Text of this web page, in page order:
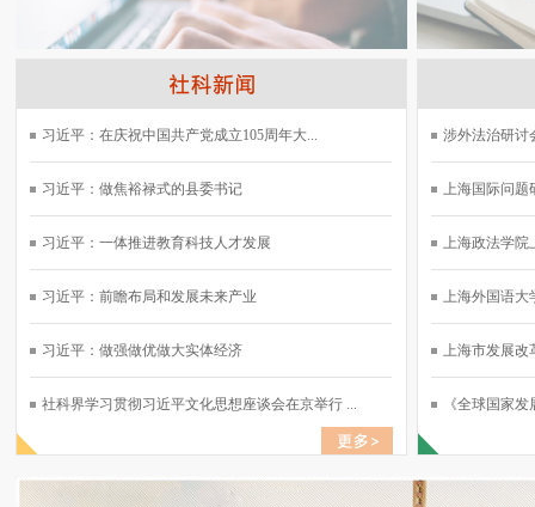
习近平：在庆祝中国共产党成立105周年大...
习近平：做焦裕禄式的县委书记
习近平：一体推进教育科技人才发展
习近平：前瞻布局和发展未来产业
习近平：做强做优做大实体经济
社科界学习贯彻习近平文化思想座谈会在京举行 ...
涉外法治研讨
上海国际问题
上海政法学院
上海外国语大
上海市发展改
《全球国家